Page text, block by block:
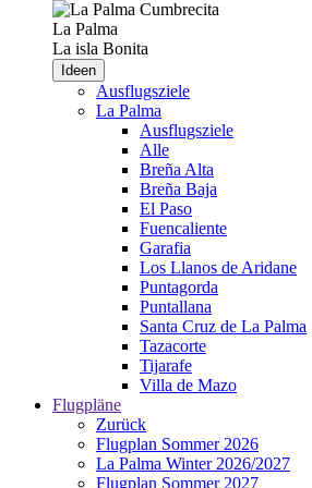
La Palma
La isla Bonita
Ideen
Ausflugsziele
La Palma
Ausflugsziele
Alle
Breña Alta
Breña Baja
El Paso
Fuencaliente
Garafia
Los Llanos de Aridane
Puntagorda
Puntallana
Santa Cruz de La Palma
Tazacorte
Tijarafe
Villa de Mazo
Flugpläne
Zurück
Flugplan Sommer 2026
La Palma Winter 2026/2027
Flugplan Sommer 2027